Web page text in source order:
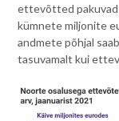
ettevõtted
kümnete miljonite
andmete põhjal
tasuvamalt kui